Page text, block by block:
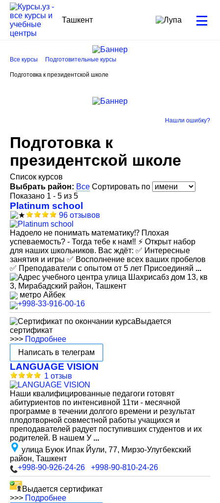
Ташкент
Все курсы Подготовительные курсы
Подготовка к президентской школе
Нашли ошибку?
Подготовка к
президентской школе
Список курсов
Выбрать район: Все Сортировать по
Показано 1 - 5 из 5
Platinum school
96 отзывов
Надоело не понимать математику⁉️ Плохая
успеваемость? - Тогда тебе к нам‼️ ⚡️ Открыт набор
для наших школьников. Вас ждёт: ✅ Интересные
занятия и игры ✅ Восполнение всех ваших пробелов
✅ Преподаватели с опытом от 5 лет Присоединяй ...
улица Шахрисабз дом 13, кв
3, Мирабадский район, Ташкент
метро Айбек
+998-33-916-00-16
Выдается
сертификат
>>> Подробнее
Написать в телеграм
LANGUAGE VISION
1 отзыв
Наши квалифицированные педагоги готовят
абитуриентов по интенсивной 11ти - месячной
программе в течении долгого времени и результат
плодотворной совместной работы учащихся и
преподавателей радует поступивших студентов и их
родителей. В нашем У ...
улица Буюк Ипак Йули, 77, Мирзо-Улугбекский
район, Ташкент
+998-90-926-24-26
+998-90-810-24-26
Выдается сертификат
>>> Подробнее